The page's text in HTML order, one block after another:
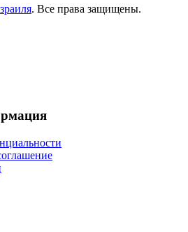
. Все права защищены.